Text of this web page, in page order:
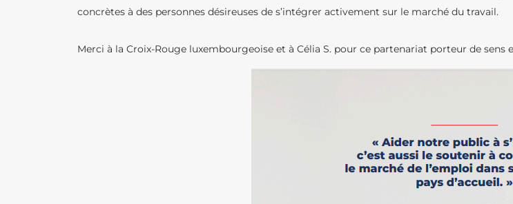
concrètes à des personnes désireuses de s’intégrer activement sur le marché du travail.
Merci à la Croix-Rouge luxembourgeoise et à Célia S. pour ce partenariat porteur de sens